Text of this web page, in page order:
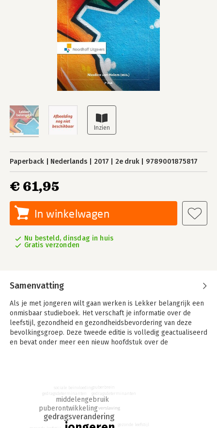
Paperback Nederlands 2017 2e druk 9789001875817
€ 61,95
In winkelwagen
Nu besteld, dinsdag in huis
Gratis verzonden
Samenvatting
Als je met jongeren wilt gaan werken is Lekker belangrijk een
onmisbaar studieboek. Het verschaft je informatie over de
leefstijl, gezondheid en gezondheidsbevordering van deze
bevolkingsgroep. Deze tweede editie is volledig geactualiseerd
en bevat onder meer een nieuw hoofdstuk over de
- het enige boek over de levensstijl en
gezondheidsbevordering van jongeren;
- compleet, met de nieuwste inzichten;
- duidelijke verbinding met de beroepspraktijk
gedragsverandering
puberontwikkeling
middelengebruik
verslaving
gedragsdeterminanten
sociale beïnvloeding
gedragsdeterminanten
puberbrein
gezonde leefstijl